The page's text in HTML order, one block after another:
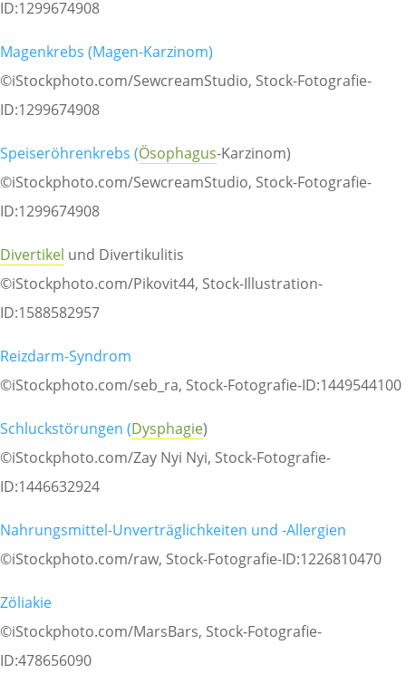
ID:1299674908
Magenkrebs (Magen-Karzinom)
©iStockphoto.com/SewcreamStudio, Stock-Fotografie-
ID:1299674908
Speiseröhrenkrebs (Ösophagus-Karzinom)
©iStockphoto.com/SewcreamStudio, Stock-Fotografie-
ID:1299674908
Divertikel und Divertikulitis
©iStockphoto.com/Pikovit44, Stock-Illustration-
ID:1588582957
Reizdarm-Syndrom
©iStockphoto.com/seb_ra, Stock-Fotografie-ID:1449544100
Schluckstörungen (Dysphagie)
©iStockphoto.com/Zay Nyi Nyi, Stock-Fotografie-
ID:1446632924
Nahrungsmittel-Unverträglichkeiten und -Allergien
©iStockphoto.com/raw, Stock-Fotografie-ID:1226810470
Zöliakie
©iStockphoto.com/MarsBars, Stock-Fotografie-
ID:478656090